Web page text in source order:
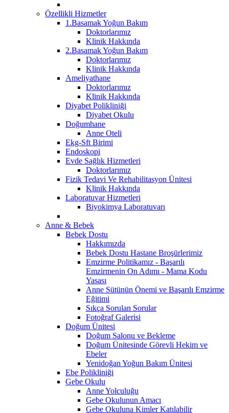
Özellikli Hizmetler
1.Basamak Yoğun Bakım
Doktorlarımız
Klinik Hakkında
2.Basamak Yoğun Bakım
Doktorlarımız
Klinik Hakkında
Ameliyathane
Doktorlarımız
Klinik Hakkında
Diyabet Polikliniği
Diyabet Okulu
Doğumhane
Anne Oteli
Ekg-Sft Birimi
Endoskopi
Evde Sağlık Hizmetleri
Doktorlarımız
Fizik Tedavi Ve Rehabilitasyon Ünitesi
Klinik Hakkında
Laboratuvar Hizmetleri
Biyokimya Laboratuvarı
Anne & Bebek
Bebek Dostu
Hakkımızda
Bebek Dostu Hastane Broşürlerimiz
Emzirme Politikamız - Başarılı
Emzirmenin On Adımı - Mama Kodu
Yasası
Anne Sütünün Önemi ve Başarılı Emzirme
Eğitimi
Sıkça Sorulan Sorular
Fotoğraf Galerisi
Doğum Ünitesi
Doğum Salonu ve Bekleme
Doğum Ünitesinde Görevli Hekim ve
Ebeler
Yenidoğan Yoğun Bakım Ünitesi
Ebe Polikliniği
Gebe Okulu
Anne Yolculuğu
Gebe Okulunun Amacı
Gebe Okuluna Kimler Katılabilir